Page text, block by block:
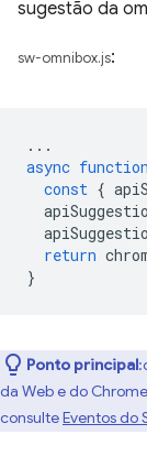
sugestão da
sw-omnibox.js:
...
async function
const {
return
}
Ponto principal
da Web e do
consulteEventos do